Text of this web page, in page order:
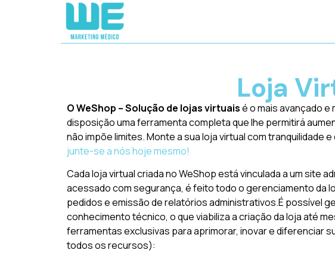
Loja
O WeShop – Solução de lojas virtuaisé o mais avançado
disposição uma ferramenta completa que lhe permitirá
não impõe limites. Monte a sua loja virtual com tranquilidade
junte-se a nós hoje mesmo!
Cada loja virtual criada no WeShop está vinculada a um
acessado com segurança, é feito todo o gerenciamento da
pedidos e emissão de relatórios administrativos.É possível
conhecimento técnico, o que viabiliza a criação da loja até
ferramentas exclusivas para aprimorar, inovar e diferenciar
todos os recursos):